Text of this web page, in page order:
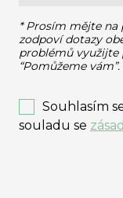
* Prosím mějte na
zodpoví dotazy
problémů
“Pomůžeme
Souhlasím
souladu se